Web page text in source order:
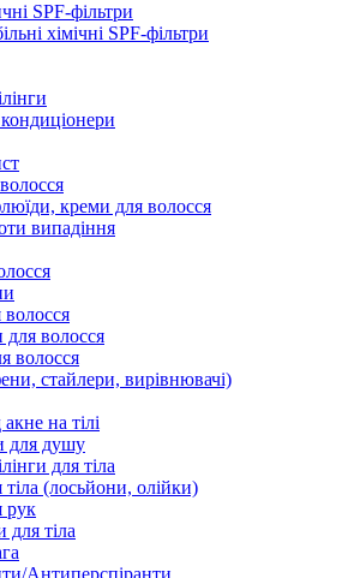
SPF-фільтри
хімічні SPF-фільтри
креми для волосся
випадіння
для волосся
волосся
стайлери, вирівнювачі)
на тілі
для душу
для тіла
(лосьйони, олійки)
рук
для тіла
Антиперспіранти